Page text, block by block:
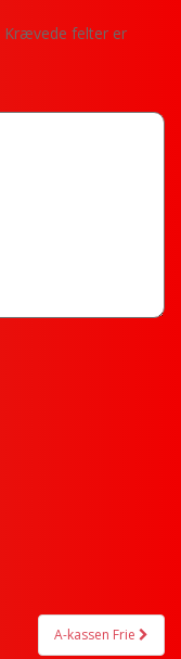
Krævede felter er
A-kassen Frie